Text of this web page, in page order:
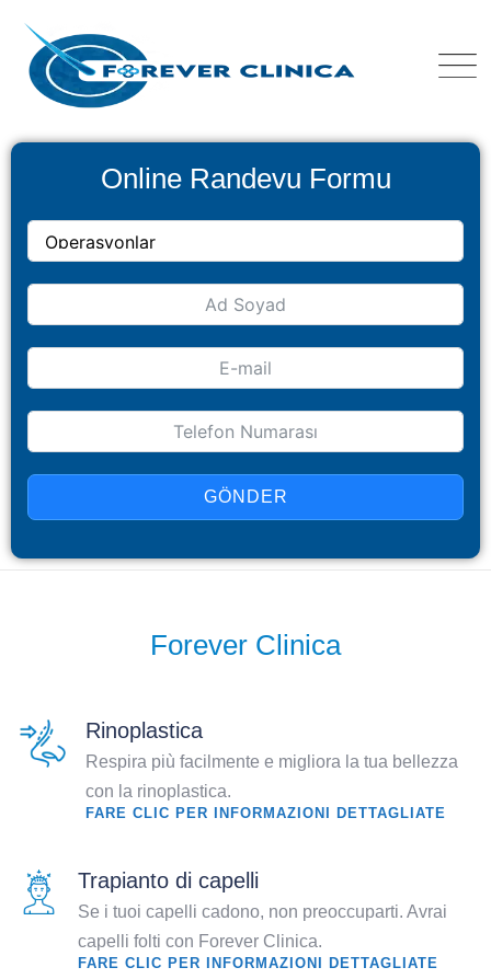
Online Randevu Formu
GÖNDER
Forever Clinica
Rinoplastica
Respira più facilmente e migliora la tua bellezza
con la rinoplastica.
FARE CLIC PER INFORMAZIONI DETTAGLIATE
Trapianto di capelli
Se i tuoi capelli cadono, non preoccuparti. Avrai
capelli folti con Forever Clinica.
FARE CLIC PER INFORMAZIONI DETTAGLIATE